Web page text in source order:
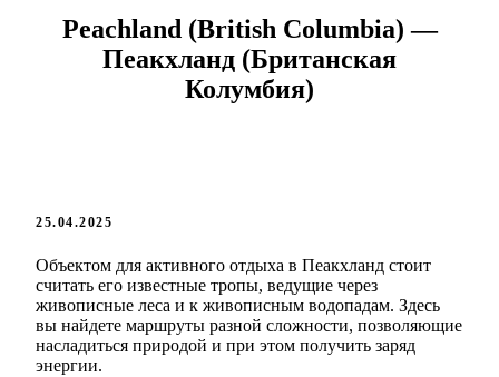
Peachland (British Columbia) —
Пеакхланд (Британская
Колумбия)
25.04.2025
Объектом для активного отдыха в Пеакхланд стоит
считать его известные тропы, ведущие через
живописные леса и к живописным водопадам. Здесь
вы найдете маршруты разной сложности, позволяющие
насладиться природой и при этом получить заряд
энергии.